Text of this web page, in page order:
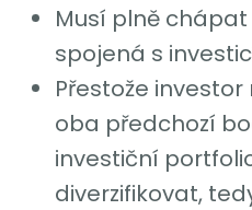
Musí plně chápat
spojená s
Přestože
oba předchozí
investiční
diverzifikovat,